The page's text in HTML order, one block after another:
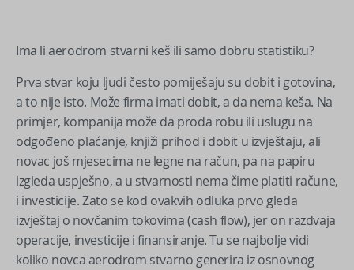
Ima li aerodrom stvarni keš ili samo dobru statistiku?
Prva stvar koju ljudi često pomiješaju su dobit i gotovina,
a to nije isto. Može firma imati dobit, a da nema keša. Na
primjer, kompanija može da proda robu ili uslugu na
odgođeno plaćanje, knjiži prihod i dobit u izvještaju, ali
novac još mjesecima ne legne na račun, pa na papiru
izgleda uspješno, a u stvarnosti nema čime platiti račune,
i investicije. Zato se kod ovakvih odluka prvo gleda
izvještaj o novčanim tokovima (cash flow), jer on razdvaja
operacije, investicije i finansiranje. Tu se najbolje vidi
koliko novca aerodrom stvarno generira iz osnovnog